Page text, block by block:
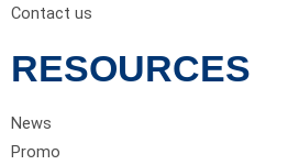
Contact us
RESOURCES
News
Promo